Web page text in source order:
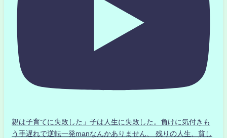
親は子育てに失敗した」子は人生に失敗した。負けに気付きも
う手遅れで逆転一発manなんかありません、 残りの人生、貧し